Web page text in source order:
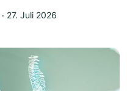
‧ 27. Juli 2026